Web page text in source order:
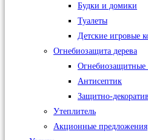
Будки и домики
Туалеты
Детские игровые
Огнебиозащита дерева
Огнебиозащитные
Антисептик
Защитно-
Утеплитель
Акционные предложения